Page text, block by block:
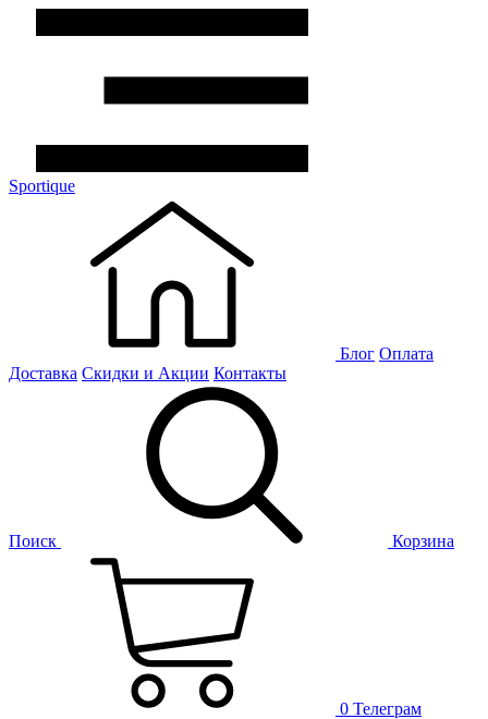
Sportique
Блог Оплата
Доставка Скидки и Акции Контакты
Поиск Корзина
0 Телеграм